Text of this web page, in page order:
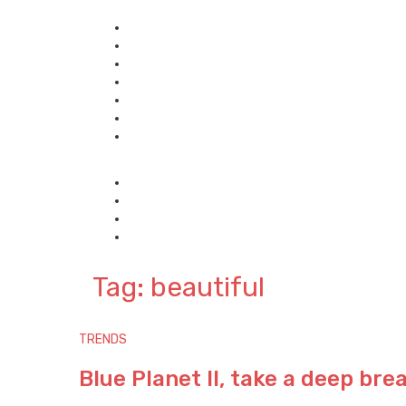
Tag: beautiful
TRENDS
Blue Planet II, take a deep